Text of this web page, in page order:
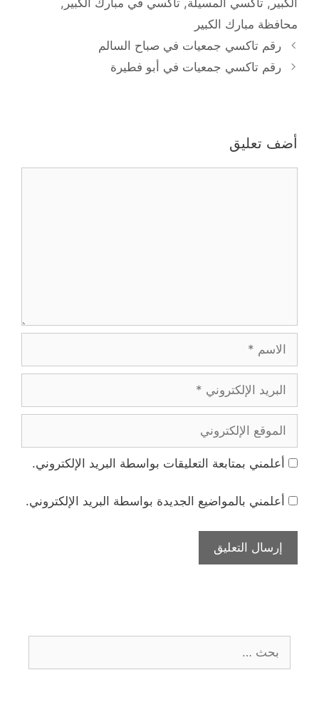
محافظة مبارك الكبير
رقم تاكسي جمعيات في صباح السالم
رقم تاكسي جمعيات في أبو فطيرة
أضف تعليق
الإلكتروني
الإلكتروني
أعلمني بمتابعة التعليقات بواسطة البريد الإلكتروني.
أعلمني بالمواضيع الجديدة بواسطة البريد الإلكتروني.
عن: